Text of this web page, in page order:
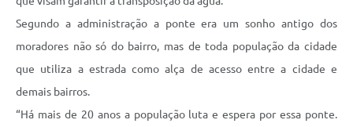
Segundo a administração a ponte era um sonho antigo dos
moradores não só do bairro, mas de toda população da cidade
que utiliza a estrada como alça de acesso entre a cidade e
demais bairros.
“Há mais de 20 anos a população luta e espera por essa ponte.